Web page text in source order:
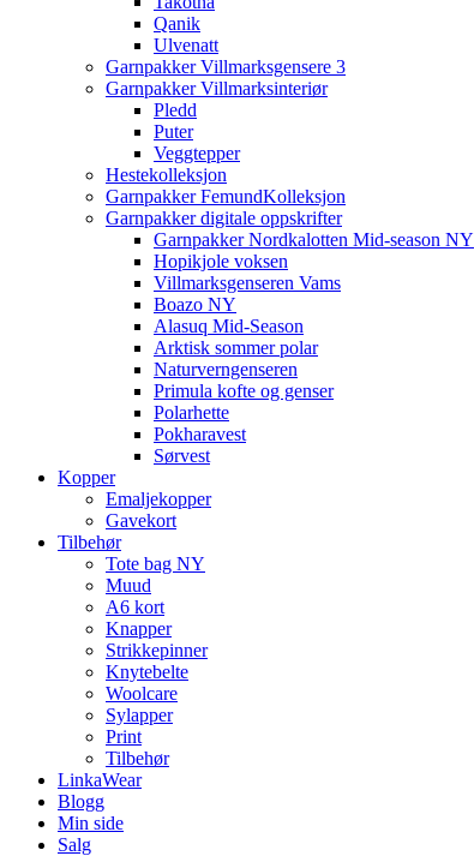
Qanik
Ulvenatt
Garnpakker Villmarksgensere 3
Garnpakker Villmarksinteriør
Pledd
Puter
Veggtepper
Hestekolleksjon
Garnpakker FemundKolleksjon
Garnpakker digitale oppskrifter
Garnpakker Nordkalotten Mid-season NY
Hopikjole voksen
Villmarksgenseren Vams
Boazo NY
Alasuq Mid-Season
Arktisk sommer polar
Naturverngenseren
Primula kofte og genser
Polarhette
Pokharavest
Sørvest
Kopper
Emaljekopper
Gavekort
Tilbehør
Tote bag NY
Muud
A6 kort
Knapper
Strikkepinner
Knytebelte
Woolcare
Sylapper
Print
Tilbehør
LinkaWear
Blogg
Min side
Salg